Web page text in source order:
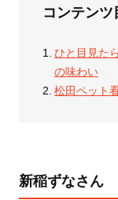
コンテンツ
ひと目見た
の味わい
松田ペット
新稲ずなさん